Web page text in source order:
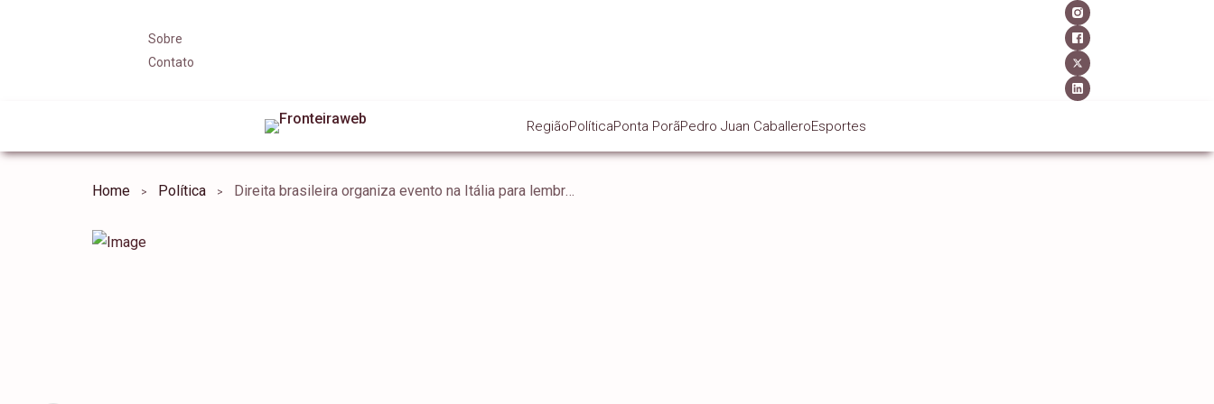
Sobre
Contato
RegiãoPolíticaPonta PorãPedro Juan CaballeroEsportes
Home Política Direita brasileira organiza evento na Itália para lembrar participação da FEB na Segunda Guerra